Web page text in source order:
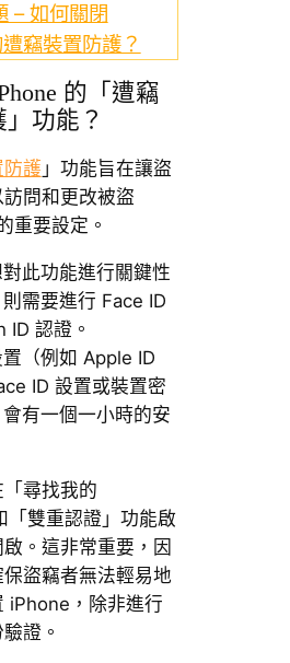
– 如何關閉
竊裝置防護？
的「遭竊
功能？
護 」功能旨在讓盜
問和更改被盜
重要設定。
此功能進行關鍵性
需要進行 Face ID
ID 認證。
（例如 Apple ID
ID 設置或裝置密
有一個一小時的安
尋找我的
「雙重認證」功能啟
。這非常重要，因
盜竊者無法輕易地
iPhone，除非進行
證。